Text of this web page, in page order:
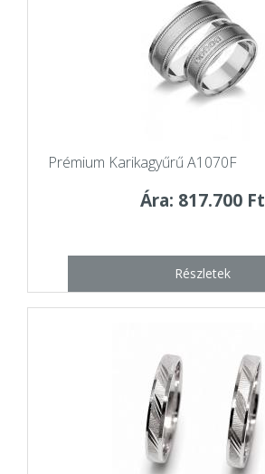
Prémium Karikagyűrű A1070F
Ára: 817.700 Ft
Részletek